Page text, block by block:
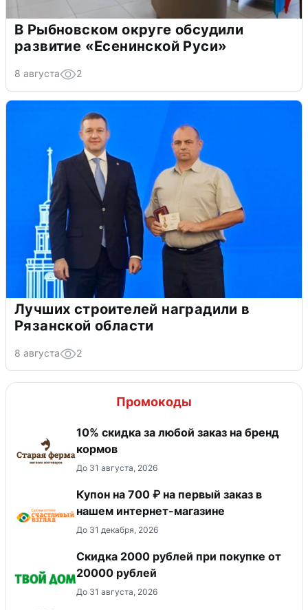
В Рыбновском округе обсудили
развитие «Есенинской Руси»
8 августа 2
Лучших строителей наградили в
Рязанской области
8 августа 2
Промокоды
10% скидка за любой заказ на бренд
кормов
До 31 августа, 2026
Купон на 700 ₽ на первый заказ в
нашем интернет-магазине
До 31 декабря, 2026
Скидка 2000 рублей при покупке от
20000 рублей
До 31 августа, 2026